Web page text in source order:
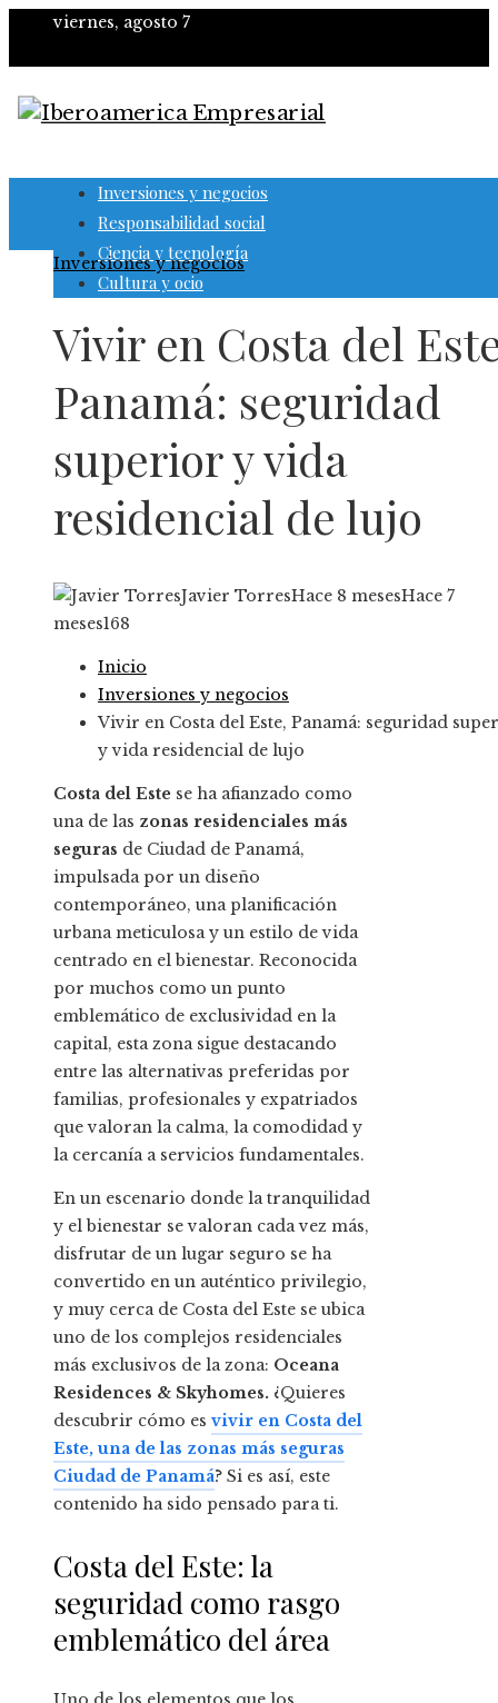
viernes, agosto 7
Inversiones y negocios
Responsabilidad social
Ciencia y tecnología
Cultura y ocio
Inversiones y negocios
Vivir en Costa del
Panamá: seguridad
superior y vida
residencial de lujo
Javier TorresHace 8 mesesHace 7
meses168
Inicio
Inversiones y negocios
Vivir en Costa del Este, Panamá: seguridad
y vida residencial de lujo
Costa del Este se ha afianzado como
una de las zonas residenciales más
seguras de Ciudad de Panamá,
impulsada por un diseño
contemporáneo, una planificación
urbana meticulosa y un estilo de vida
centrado en el bienestar. Reconocida
por muchos como un punto
emblemático de exclusividad en la
capital, esta zona sigue destacando
entre las alternativas preferidas por
familias, profesionales y expatriados
que valoran la calma, la comodidad y
la cercanía a servicios fundamentales.
En un escenario donde la tranquilidad
y el bienestar se valoran cada vez más,
disfrutar de un lugar seguro se ha
convertido en un auténtico privilegio,
y muy cerca de Costa del Este se ubica
uno de los complejos residenciales
más exclusivos de la zona: Oceana
Residences & Skyhomes. ¿Quieres
descubrir cómo es vivir en Costa del
Este, una de las zonas más seguras
Ciudad de Panamá? Si es así, este
contenido ha sido pensado para ti.
Costa del Este: la
seguridad como rasgo
emblemático del área